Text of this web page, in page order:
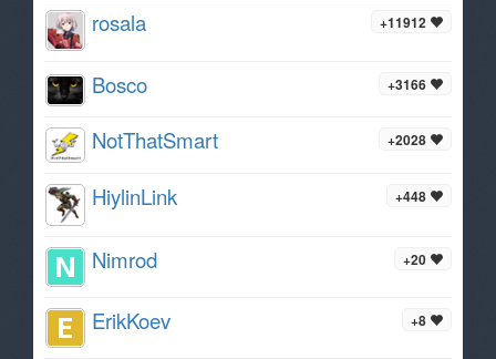
+11912
rosala
+3166
Bosco
+2028
NotThatSmart
+448
HiylinLink
+20
Nimrod
+8
ErikKoev